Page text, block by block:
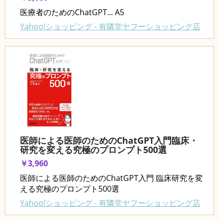
医療者のためのChatGPT... A5
Yahoo!ショッピング - 有隣堂ヤフーショッピング店
医師による医師のためのChatGPT入門臨床・
研究を変える究極のプロンプト500選
￥3,960
医師による医師のためのChatGPT入門 臨床研究を変
える究極のプロンプト500選
Yahoo!ショッピング - 有隣堂ヤフーショッピング店